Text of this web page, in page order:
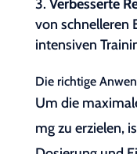
Verbesserte
von schnelleren
intensiven
Die richtige
Um die
mg zu erzielen,